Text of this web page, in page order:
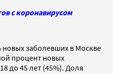
с коронавирусом
новых заболевших в Москве
процент новых
до 45 лет (45%). Доля